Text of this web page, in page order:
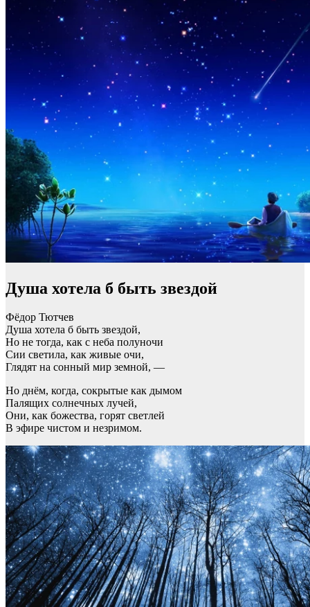
Душа хотела б быть звездой
Фёдор Тютчев
Душа хотела б быть звездой,
Но не тогда, как с неба полуночи
Сии светила, как живые очи,
Глядят на сонный мир земной, —
Но днём, когда, сокрытые как дымом
Палящих солнечных лучей,
Они, как божества, горят светлей
В эфире чистом и незримом.